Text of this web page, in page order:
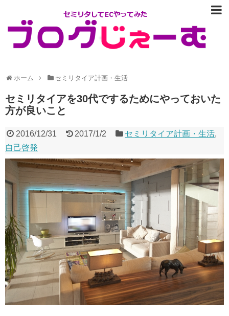
ホーム セミリタイア計画・生活
セミリタイアを30代でするためにやっておいた
方が良いこと
2016/12/31 2017/1/2 セミリタイア計画・生活,
自己啓発